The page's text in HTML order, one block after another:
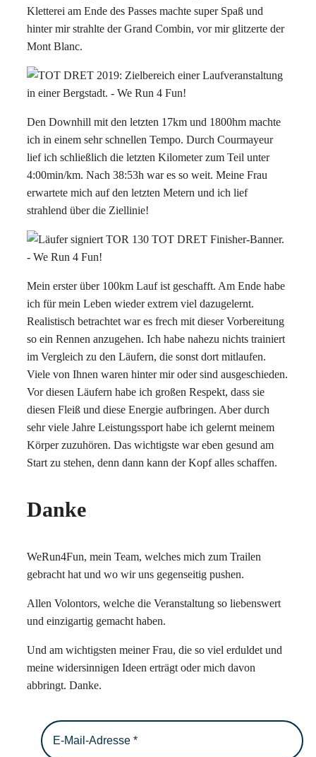
Kletterei am Ende des Passes machte super Spaß und
hinter mir strahlte der Grand Combin, vor mir glitzerte der
Mont Blanc.
Den Downhill mit den letzten 17km und 1800hm machte
ich in einem sehr schnellen Tempo. Durch Courmayeur
lief ich schließlich die letzten Kilometer zum Teil unter
4:00min/km. Nach 38:53h war es so weit. Meine Frau
erwartete mich auf den letzten Metern und ich lief
strahlend über die Ziellinie!
Mein erster über 100km Lauf ist geschafft. Am Ende habe
ich für mein Leben wieder extrem viel dazugelernt.
Realistisch betrachtet war es frech mit dieser Vorbereitung
so ein Rennen anzugehen. Ich habe nahezu nichts trainiert
im Vergleich zu den Läufern, die sonst dort mitlaufen.
Viele von Ihnen waren hinter mir oder sind ausgeschieden.
Vor diesen Läufern habe ich großen Respekt, dass sie
diesen Fleiß und diese Energie aufbringen. Aber durch
sehr viele Jahre Leistungssport habe ich gelernt meinem
Körper zuzuhören. Das wichtigste war eben gesund am
Start zu stehen, denn dann kann der Kopf alles schaffen.
Danke
WeRun4Fun, mein Team, welches mich zum Trailen
gebracht hat und wo wir uns gegenseitig pushen.
Allen Volontors, welche die Veranstaltung so liebenswert
und einzigartig gemacht haben.
Und am wichtigsten meiner Frau, die so viel erduldet und
meine widersinnigen Ideen erträgt oder mich davon
abbringt. Danke.